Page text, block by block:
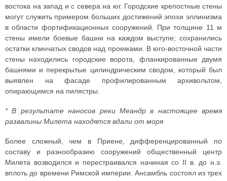
востока на запад и с севера на юг. Городские крепостные стены
могут служить примером больших достижений эпохи эллинизма
в области фортификационных сооружений. При толщине 11 м
стены имели боевые башни на каждом выступе; сохранились
остатки клинчатых сводов над проемами. В юго-восточной части
стены находились городские ворота, фланкированные двумя
башнями и перекрытые цилиндрическим сводом, который был
выявлен на фасаде профилированным архивольтом,
опирающимся на пилястры.
* В результате наносов реки Меандр в настоящее время
развалины Милета находятся вдали от моря
Более сложный, чем в Приене, дифференцированный по
составу и разнообразию сооружений общественный центр
Милета возводился и перестраивался начиная со II в. до н.э.
вплоть до времени Римской империи. Ансамбль состоял из трех